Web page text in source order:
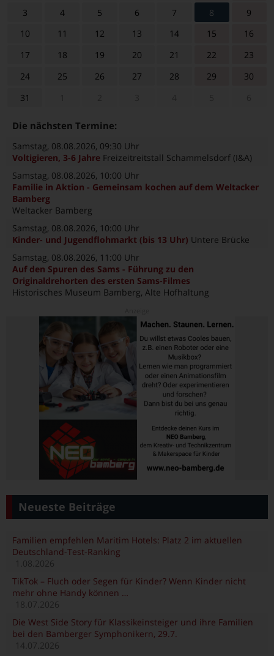
3 4 5 6 7 8
9
10
11 12 13 14 15
16
17
18 19 20 21 22
23
24
25 26 27 28 29
30
31
Die nächsten Termine:
Samstag, 08.08.2026, 09:30 Uhr
Voltigieren, 3-6 Jahre Freizeitreitstall Schammelsdorf (I&A)
Samstag, 08.08.2026, 10:00 Uhr
Familie in Aktion - Gemeinsam kochen auf dem Weltacker
Bamberg
Weltacker Bamberg
Samstag, 08.08.2026, 10:00 Uhr
Kinder- und Jugendflohmarkt (bis 13 Uhr) Untere Brücke
Samstag, 08.08.2026, 11:00 Uhr
Auf den Spuren des Sams - Führung zu den
Originaldrehorten des ersten Sams-Filmes
Historisches Museum Bamberg, Alte Hofhaltung
Neueste Beiträge
Familien empfehlen Maritim Hotels: Platz 2 im aktuellen
Deutschland-Test-Ranking
1.08.2026
TikTok – Fluch oder Segen für Kinder? Wenn Kinder nicht
mehr ohne Handy können …
18.07.2026
Die West Side Story für Klassikeinsteiger und ihre Familien
bei den Bamberger Symphonikern, 29.7.
14.07.2026